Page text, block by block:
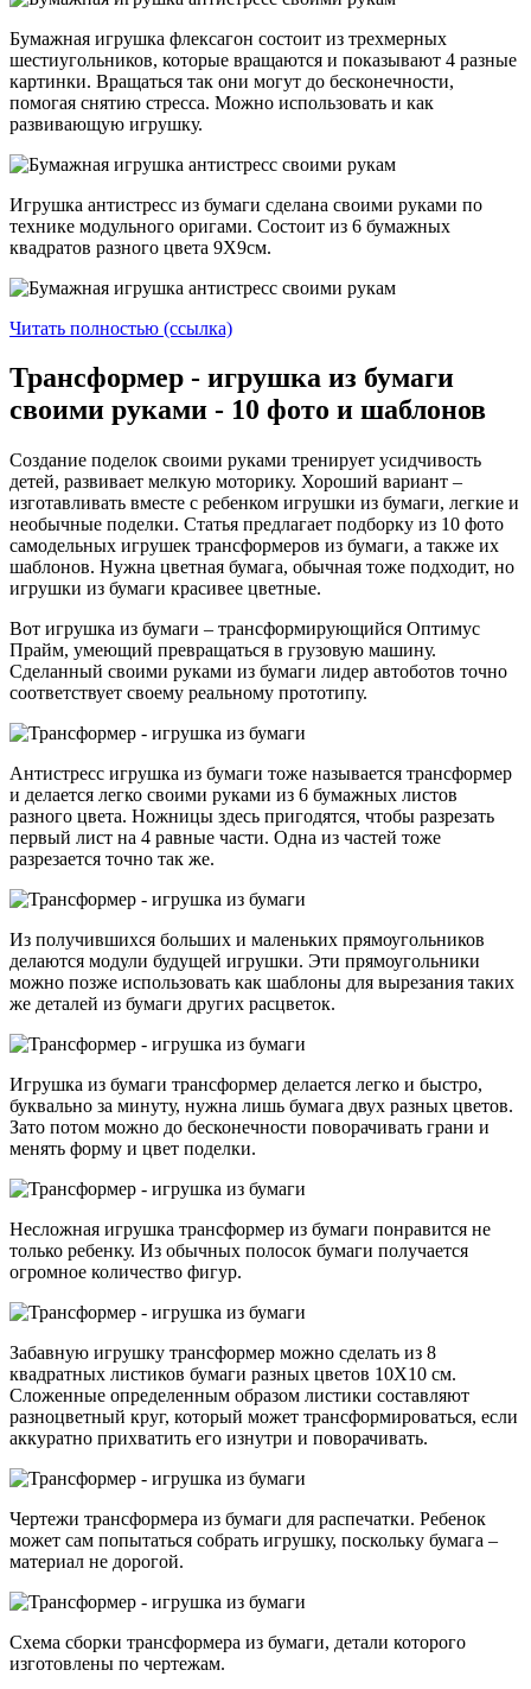
Бумажная игрушка флексагон состоит из трехмерных
шестиугольников, которые вращаются и показывают 4 разные
картинки. Вращаться так они могут до бесконечности,
помогая снятию стресса. Можно использовать и как
развивающую игрушку.
Игрушка антистресс из бумаги сделана своими руками по
технике модульного оригами. Состоит из 6 бумажных
квадратов разного цвета 9Х9см.
Читать полностью (ссылка)
Трансформер - игрушка из бумаги
своими руками - 10 фото и шаблонов
Создание поделок своими руками тренирует усидчивость
детей, развивает мелкую моторику. Хороший вариант –
изготавливать вместе с ребенком игрушки из бумаги, легкие и
необычные поделки. Статья предлагает подборку из 10 фото
самодельных игрушек трансформеров из бумаги, а также их
шаблонов. Нужна цветная бумага, обычная тоже подходит, но
игрушки из бумаги красивее цветные.
Вот игрушка из бумаги – трансформирующийся Оптимус
Прайм, умеющий превращаться в грузовую машину.
Сделанный своими руками из бумаги лидер автоботов точно
соответствует своему реальному прототипу.
Антистресс игрушка из бумаги тоже называется трансформер
и делается легко своими руками из 6 бумажных листов
разного цвета. Ножницы здесь пригодятся, чтобы разрезать
первый лист на 4 равные части. Одна из частей тоже
разрезается точно так же.
Из получившихся больших и маленьких прямоугольников
делаются модули будущей игрушки. Эти прямоугольники
можно позже использовать как шаблоны для вырезания таких
же деталей из бумаги других расцветок.
Игрушка из бумаги трансформер делается легко и быстро,
буквально за минуту, нужна лишь бумага двух разных цветов.
Зато потом можно до бесконечности поворачивать грани и
менять форму и цвет поделки.
Несложная игрушка трансформер из бумаги понравится не
только ребенку. Из обычных полосок бумаги получается
огромное количество фигур.
Забавную игрушку трансформер можно сделать из 8
квадратных листиков бумаги разных цветов 10Х10 см.
Сложенные определенным образом листики составляют
разноцветный круг, который может трансформироваться, если
аккуратно прихватить его изнутри и поворачивать.
Чертежи трансформера из бумаги для распечатки. Ребенок
может сам попытаться собрать игрушку, поскольку бумага –
материал не дорогой.
Схема сборки трансформера из бумаги, детали которого
изготовлены по чертежам.